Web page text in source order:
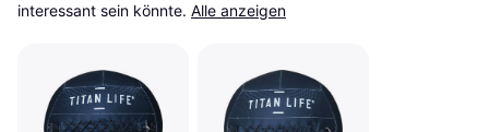
interessant sein könnte. Alle anzeigen